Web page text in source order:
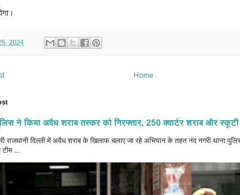
2024
Home
ने किया अवैध शराब तस्कर को गिरफ्तार, 250 क्वार्टर शराब और स्कूटी
राजधानी दिल्ली में अवैध शराब के खिलाफ चलाए जा रहे अभियान के तहत नंद नगरी थाना
...